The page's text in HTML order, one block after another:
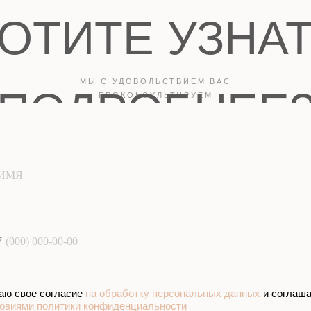
свое согласие на обработку персональных данных и
политики конфиденциальности
ИТОГОВУЮ